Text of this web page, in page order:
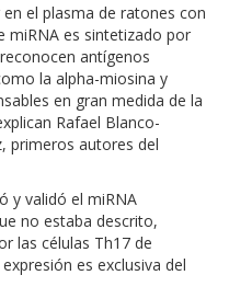
el plasma de ratones con
miRNA es sintetizado por
antígenos
la alpha-miosina y
en gran medida de la
Rafael Blanco-
primeros autores del
y validó el miRNA
no estaba descrito,
las células Th17 de
es exclusiva del